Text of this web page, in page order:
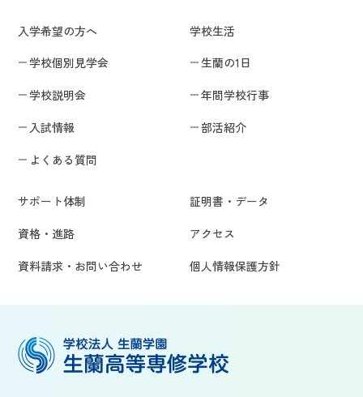
入学希望の方へ
学校個別見学会
学校説明会
入試情報
よくある質問
学校生活
生蘭の1日
年間学校行事
部活紹介
サポート体制
資格・進路
資料請求・お問い合わせ
証明書・データ
アクセス
個人情報保護方針